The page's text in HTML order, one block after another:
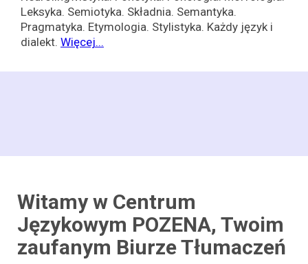
Leksyka. Semiotyka. Składnia. Semantyka.
Pragmatyka. Etymologia. Stylistyka. Każdy język i
dialekt. Więcej...
Witamy w Centrum
Językowym POZENA, Twoim
zaufanym Biurze Tłumaczeń